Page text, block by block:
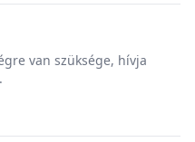
van szüksége, hívja